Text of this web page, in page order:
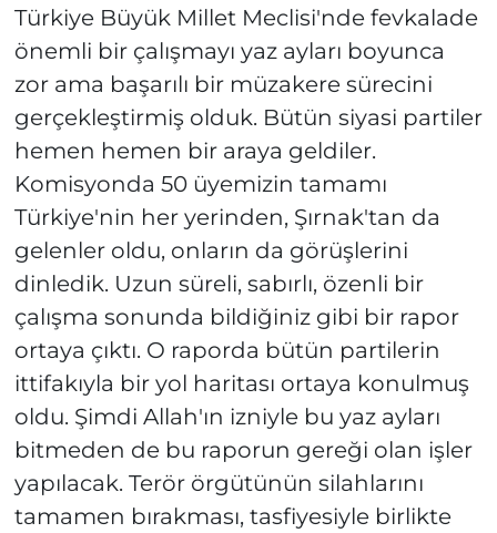
Türkiye Büyük Millet Meclisi'nde fevkalade
önemli bir çalışmayı yaz ayları boyunca
zor ama başarılı bir müzakere sürecini
gerçekleştirmiş olduk. Bütün siyasi partiler
hemen hemen bir araya geldiler.
Komisyonda 50 üyemizin tamamı
Türkiye'nin her yerinden, Şırnak'tan da
gelenler oldu, onların da görüşlerini
dinledik. Uzun süreli, sabırlı, özenli bir
çalışma sonunda bildiğiniz gibi bir rapor
ortaya çıktı. O raporda bütün partilerin
ittifakıyla bir yol haritası ortaya konulmuş
oldu. Şimdi Allah'ın izniyle bu yaz ayları
bitmeden de bu raporun gereği olan işler
yapılacak. Terör örgütünün silahlarını
tamamen bırakması, tasfiyesiyle birlikte